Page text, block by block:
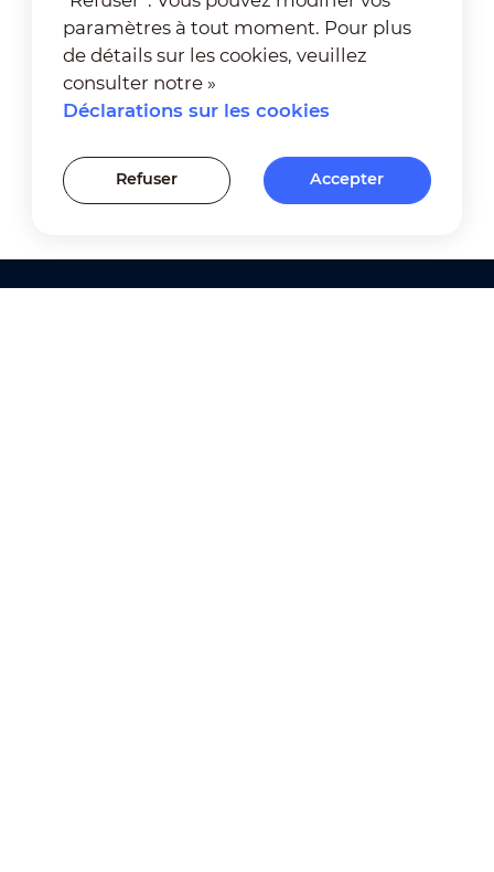
paramètres à tout moment. Pour plus
de détails sur les cookies, veuillez
consulter notre »
Déclarations sur les cookies
Refuser Accepter